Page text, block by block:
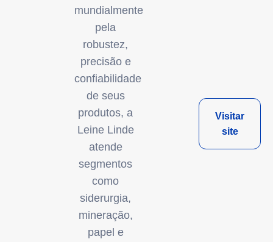
mundialmente
pela
robustez,
precisão e
confiabilidade
de seus
produtos, a
Leine Linde
atende
segmentos
como
siderurgia,
mineração,
papel e
Visitar
site